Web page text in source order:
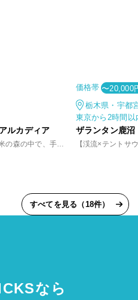
ルカディア
遊び憩う、森の中のオアシス -7万平米の森の中で、手軽に味わうアウトドア体験
価格帯 〜20,000
栃木県・宇都
東京から2時間以
ザランタン鹿沼
すべてを見る（18件）
なら